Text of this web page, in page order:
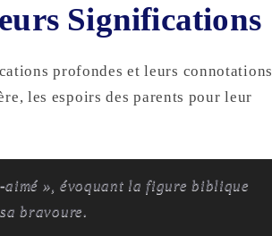
Significations
profondes et leurs connotations
les espoirs des parents pour leur
», évoquant la figure biblique
bravoure.